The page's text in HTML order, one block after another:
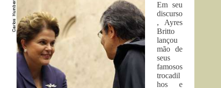
Em seu
discurso
, Ayres
Britto
lançou
mão de
seus
famosos
trocadil
hos e